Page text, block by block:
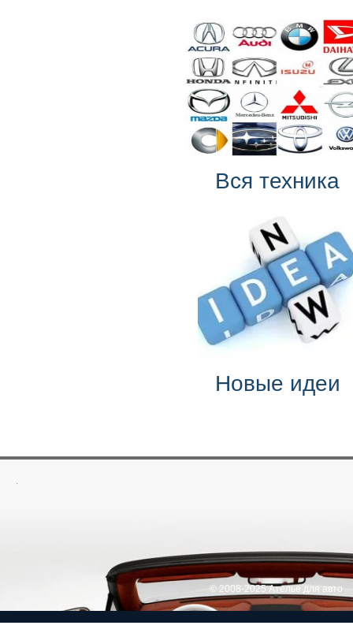
Вся техника
Новые идеи
.
© 2008-2025 Ателье для авто